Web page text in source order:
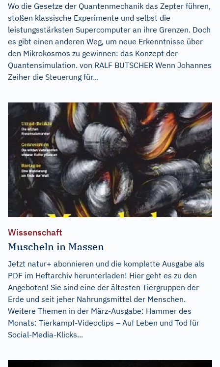
Wo die Gesetze der Quantenmechanik das Zepter führen,
stoßen klassische Experimente und selbst die
leistungsstärksten Supercomputer an ihre Grenzen. Doch
es gibt einen anderen Weg, um neue Erkenntnisse über
den Mikrokosmos zu gewinnen: das Konzept der
Quantensimulation. von RALF BUTSCHER Wenn Johannes
Zeiher die Steuerung für...
Wissenschaft
Muscheln in Massen
Jetzt natur+ abonnieren und die komplette Ausgabe als
PDF im Heftarchiv herunterladen! Hier geht es zu den
Angeboten! Sie sind eine der ältesten Tiergruppen der
Erde und seit jeher Nahrungsmittel der Menschen.
Weitere Themen in der März-Ausgabe: Hammer des
Monats: Tierkampf-Videoclips – Auf Leben und Tod für
Social-Media-Klicks...